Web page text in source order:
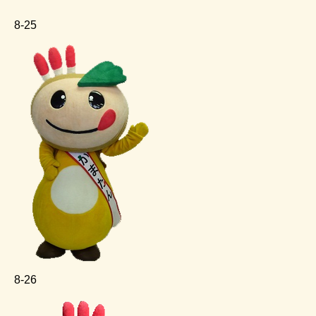
8‐25
8‐26